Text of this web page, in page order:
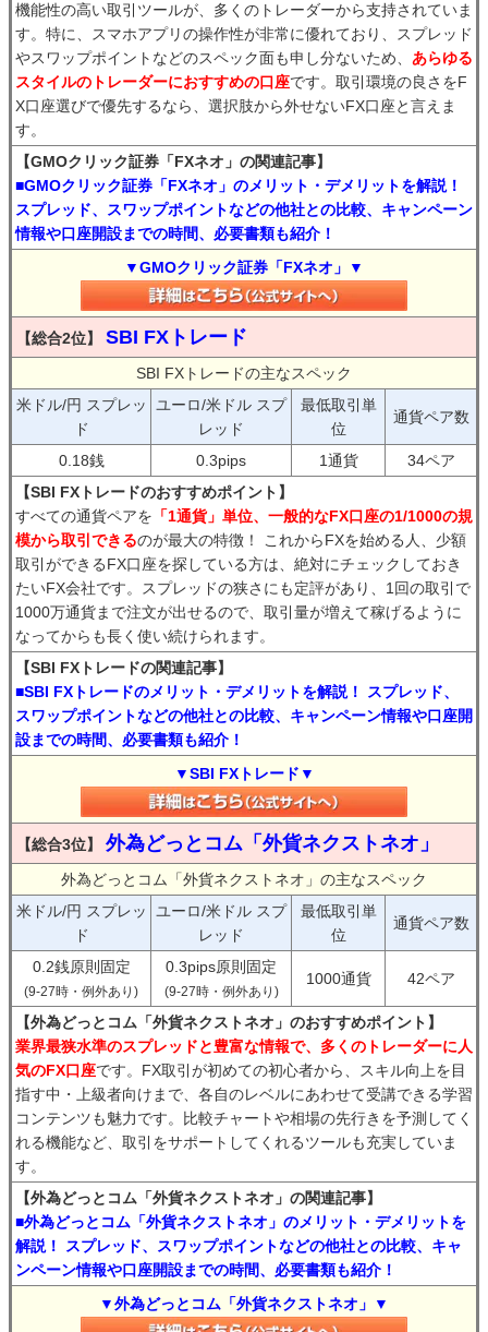
機能性の高い取引ツールが、多くのトレーダーから支持されていま
す。特に、スマホアプリの操作性が非常に優れており、スプレッド
やスワップポイントなどのスペック面も申し分ないため、 あらゆる
スタイルのトレーダーにおすすめの口座です。取引環境の良さをF
X口座選びで優先するなら、選択肢から外せないFX口座と言えま
す。
【GMOクリック証券「FXネオ」の関連記事】
■GMOクリック証券「FXネオ」のメリット・デメリットを解説！
スプレッド、スワップポイントなどの他社との比較、キャンペーン
情報や口座開設までの時間、必要書類も紹介！
▼GMOクリック証券「FXネオ」▼
【総合2位】 SBI FXトレード
SBI FXトレードの主なスペック
米ドル/円 スプレッ
ド
ユーロ/米ドル スプ
レッド
最低取引単
位
通貨ペア数
0.18銭 0.3pips 1通貨
34ペア
【SBI FXトレードのおすすめポイント】
すべての通貨ペアを 「1通貨」単位、一般的なFX口座の1/1000の規
模から取引できるのが最大の特徴！ これからFXを始める人、少額
取引ができるFX口座を探している方は、絶対にチェックしておき
たいFX会社です。スプレッドの狭さにも定評があり、1回の取引で
1000万通貨まで注文が出せるので、取引量が増えて稼げるように
なってからも長く使い続けられます。
【SBI FXトレードの関連記事】
■SBI FXトレードのメリット・デメリットを解説！ スプレッド、
スワップポイントなどの他社との比較、キャンペーン情報や口座開
設までの時間、必要書類も紹介！
▼SBI FXトレード▼
【総合3位】 外為どっとコム「外貨ネクストネオ」
外為どっとコム「外貨ネクストネオ」の主なスペック
米ドル/円 スプレッ
ド
ユーロ/米ドル スプ
レッド
最低取引単
位
通貨ペア数
0.2銭原則固定
(9-27時・例外あり)
0.3pips原則固定
(9-27時・例外あり)
1000通貨 42ペア
【外為どっとコム「外貨ネクストネオ」のおすすめポイント】
業界最狭水準のスプレッドと豊富な情報で、多くのトレーダーに人
気のFX口座です。FX取引が初めての初心者から、スキル向上を目
指す中・上級者向けまで、各自のレベルにあわせて受講できる学習
コンテンツも魅力です。比較チャートや相場の先行きを予測してく
れる機能など、取引をサポートしてくれるツールも充実していま
す。
【外為どっとコム「外貨ネクストネオ」の関連記事】
■外為どっとコム「外貨ネクストネオ」のメリット・デメリットを
解説！ スプレッド、スワップポイントなどの他社との比較、キャ
ンペーン情報や口座開設までの時間、必要書類も紹介！
▼外為どっとコム「外貨ネクストネオ」▼